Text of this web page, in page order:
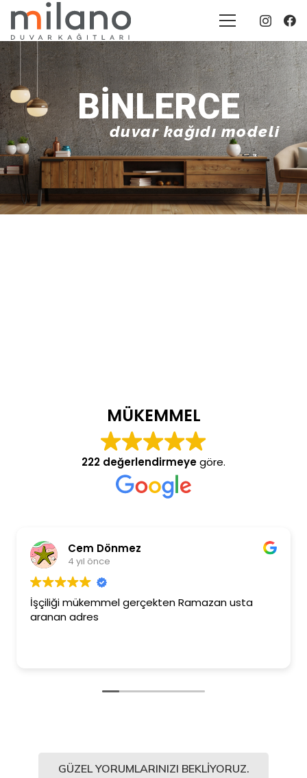
BINLERCE
duvar kağıdı modeli
MÜKEMMEL
222 değerlendirmeyegöre.
Cem Dönmez
4 yıl önce
İşçiliği mükemmel gerçekten Ramazan usta
aranan adres
GÜZEL YORUMLARINIZI BEKLIYORUZ.